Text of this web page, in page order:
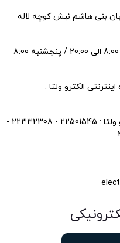
بنی هاشم نبش کوچه لاله
ساعت کاری : شنبه تا چهارشنبه 8:00 الی 20:00 / پنجشنبه 8:00
الکترو ولتا :
شماره تلفن های فروشگاه الکترو ولتا : 22501545 - 22332308 -